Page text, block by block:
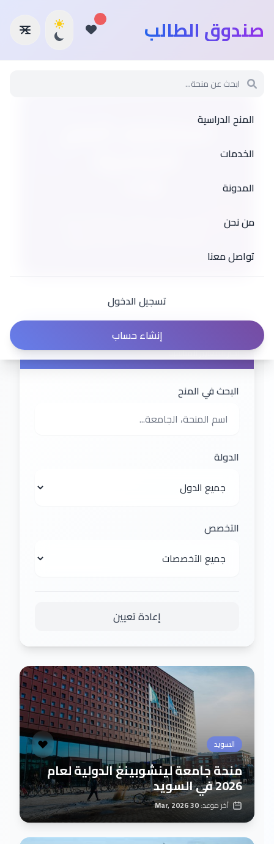
صندوق الطالب
المنح الدراسية
الخدمات
المدونة
من نحن
تواصل معنا
تسجيل الدخول
إنشاء حساب
استكشف المنح
السويد
منحة جامعة لينشوبينغ الدولية لعام
2026 في السويد
آخر موعد:30 Mar, 2026
اختر المعايير المناسبة
البحث في المنح
الدولة
التخصص
إعادة تعيين